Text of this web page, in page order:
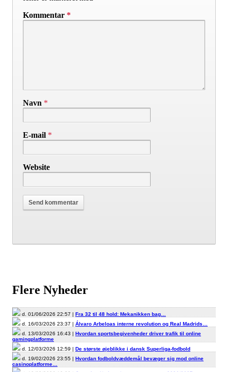
Kommentar *
Navn *
E-mail *
Website
Flere Nyheder
d. 01/06/2026 22:57 | Fra 32 til 48 hold: Mekanikken bag…
d. 16/03/2026 23:37 | Álvaro Arbeloas interne revolution og Real Madrids…
d. 13/03/2026 16:43 | Hvordan sportsbegivenheder driver trafik til online
gamingplatforme
d. 12/03/2026 12:59 | De største øjeblikke i dansk Superliga-fodbold
d. 19/02/2026 23:55 | Hvordan fodboldvæddemål bevæger sig mod online
casinoplatforme…